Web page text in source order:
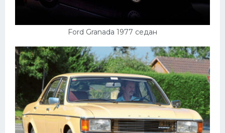
Ford Granada 1977 седан
Вольво
Сузуки
Мерседес
Фольксваген
Лексус
Дэу